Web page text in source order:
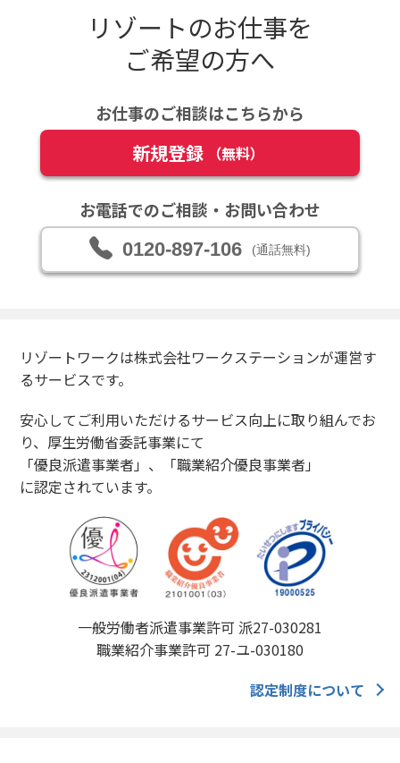
リゾートのお仕事を
ご希望の方へ
お仕事のご相談はこちらから
新規登録 （無料）
お電話でのご相談・お問い合わせ
0120-897-106 (通話無料)
リゾートワークは株式会社ワークステーションが運営す
るサービスです。
安心してご利用いただけるサービス向上に取り組んでお
り、厚生労働省委託事業にて
「優良派遣事業者」、「職業紹介優良事業者」
に認定されています。
一般労働者派遣事業許可 派27-030281
職業紹介事業許可 27-ユ-030180
認定制度について